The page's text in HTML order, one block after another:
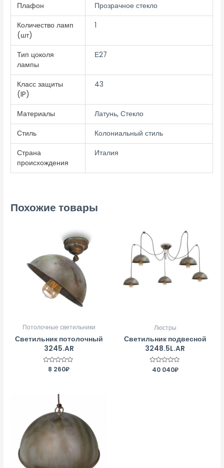
Плафон Прозрачное стекло
Количество ламп
(шт)
1
Тип цоколя
лампы
Е27
Класс защиты
(IP)
43
Материалы Латунь, Стекло
Стиль Колониальный стиль
Страна
происхождения
Италия
Похожие товары
Потолочные светильники
Светильник потолочный
3245.AR
Оценка
8 260₽
Люстры
Светильник подвесной
3248.5L.AR
Оценка
40 040₽